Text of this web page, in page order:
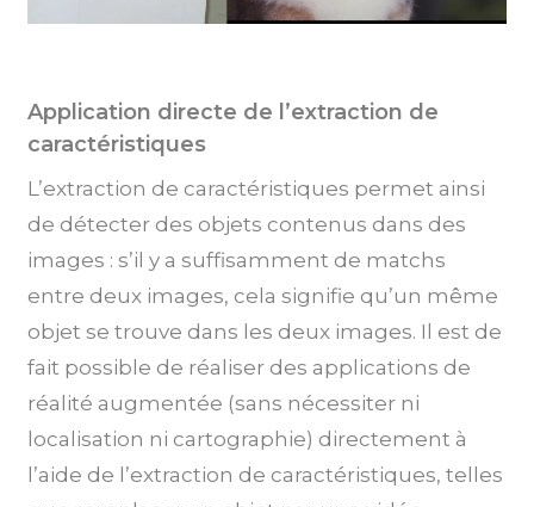
Application directe de l’extraction de
caractéristiques
L’extraction de caractéristiques permet ainsi
de détecter des objets contenus dans des
images : s’il y a suffisamment de matchs
entre deux images, cela signifie qu’un même
objet se trouve dans les deux images. Il est de
fait possible de réaliser des applications de
réalité augmentée (sans nécessiter ni
localisation ni cartographie) directement à
l’aide de l’extraction de caractéristiques, telles